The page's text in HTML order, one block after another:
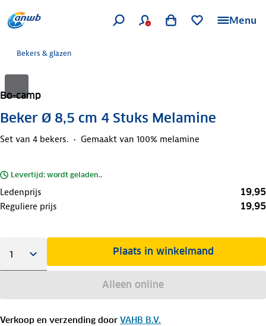
Menu
Bekers & glazen
Bo-camp
Beker Ø 8,5 cm 4 Stuks Melamine
Set van 4 bekers. Gemaakt van 100% melamine
Levertijd: wordt geladen..
Ledenprijs 19,95
Reguliere prijs 19,95
Plaats in winkelmand
Alleen online
Verkoop en verzending door VAHB B.V.